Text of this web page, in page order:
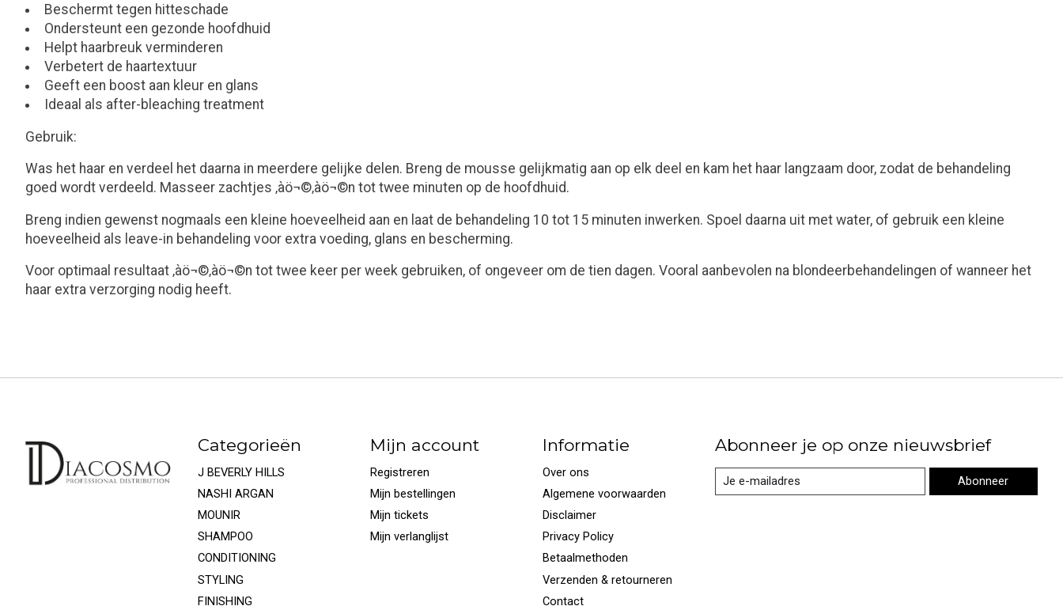
Beschermt tegen hitteschade
Ondersteunt een gezonde hoofdhuid
Helpt haarbreuk verminderen
Verbetert de haartextuur
Geeft een boost aan kleur en glans
Ideaal als after-bleaching treatment
Gebruik:
Was het haar en verdeel het daarna in meerdere gelijke delen. Breng de mousse gelijkmatig aan op elk deel en kam het haar langzaam door, zodat de behandeling
goed wordt verdeeld. Masseer zachtjes ‚àö¬©‚àö¬©n tot twee minuten op de hoofdhuid.
Breng indien gewenst nogmaals een kleine hoeveelheid aan en laat de behandeling 10 tot 15 minuten inwerken. Spoel daarna uit met water, of gebruik een kleine
hoeveelheid als leave-in behandeling voor extra voeding, glans en bescherming.
Voor optimaal resultaat ‚àö¬©‚àö¬©n tot twee keer per week gebruiken, of ongeveer om de tien dagen. Vooral aanbevolen na blondeerbehandelingen of wanneer het
haar extra verzorging nodig heeft.
Categorieën
J BEVERLY HILLS
NASHI ARGAN
MOUNIR
SHAMPOO
CONDITIONING
STYLING
FINISHING
Mijn account
Registreren
Mijn bestellingen
Mijn tickets
Mijn verlanglijst
Informatie
Over ons
Algemene voorwaarden
Disclaimer
Privacy Policy
Betaalmethoden
Verzenden & retourneren
Contact
Abonneer je op onze nieuwsbrief
Abonneer